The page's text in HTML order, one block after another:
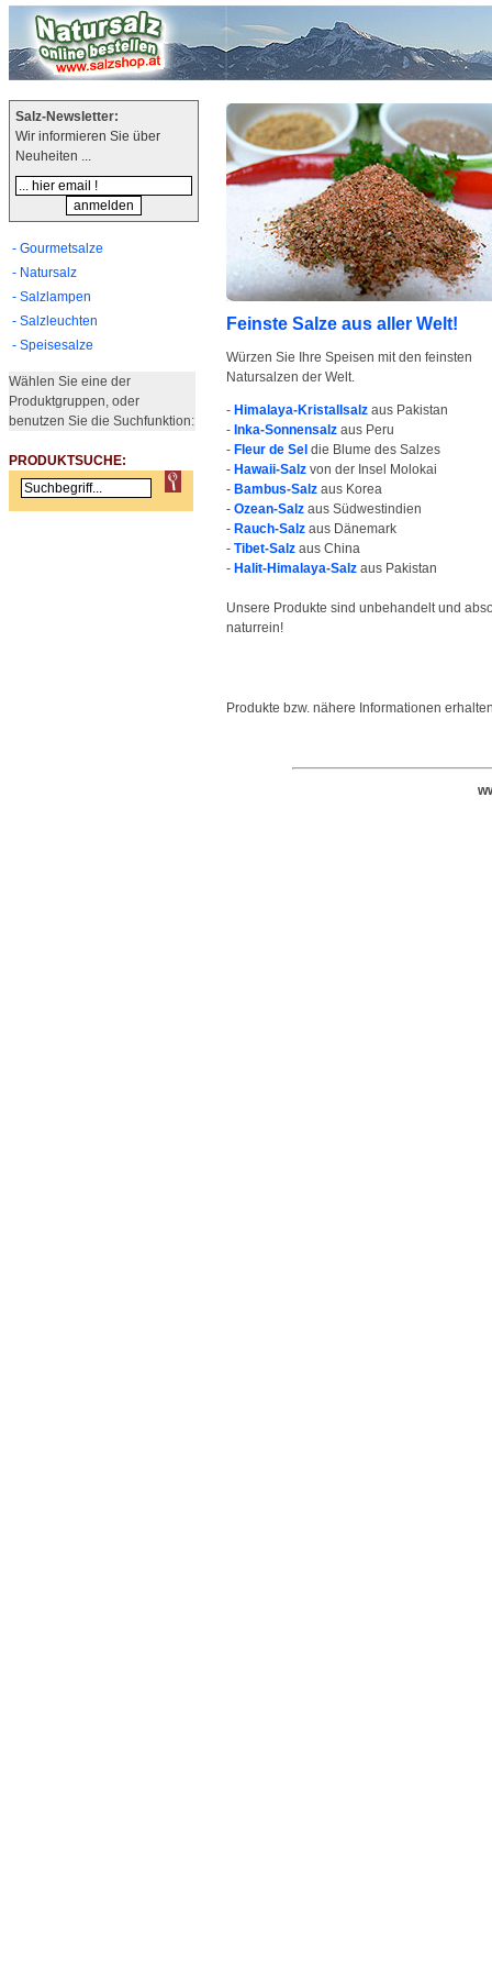
Salz-Newsletter:
Wir informieren Sie über
Neuheiten ...
- Gourmetsalze
- Natursalz
- Salzlampen
- Salzleuchten
- Speisesalze
Wählen Sie eine der
Produktgruppen, oder
benutzen Sie die Suchfunktion:
PRODUKTSUCHE:
Feinste Salze aus aller Welt!
Würzen Sie Ihre Speisen mit den feinsten
Natursalzen der Welt.
- Himalaya-Kristallsalz aus Pakistan
- Inka-Sonnensalz aus Peru
- Fleur de Sel die Blume des Salzes
- Hawaii-Salz von der Insel Molokai
- Bambus-Salz aus Korea
- Ozean-Salz aus Südwestindien
- Rauch-Salz aus Dänemark
- Tibet-Salz aus China
- Halit-Himalaya-Salz aus Pakistan
Unsere Produkte sind unbehandelt und
naturrein!
Produkte bzw. nähere Informationen